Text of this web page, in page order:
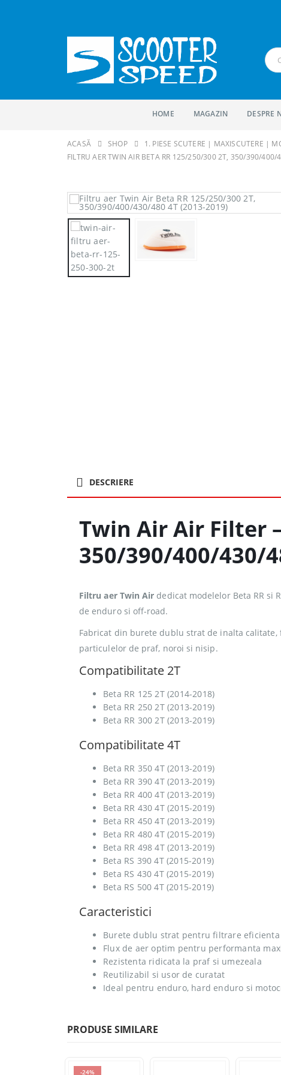
HOME MAGAZIN DESPRE
ACASĂ SHOP 1. PIESE SCUTERE | MAXISCUTERE |
FILTRU AER TWIN AIR BETA RR 125/250/300 2T, 350/390/
DESCRIERE
Twin Air Air Filter
350/390/400/430/
Filtru aer Twin Air dedicat modelelor Beta RR si
de enduro si off-road.
Fabricat din burete dublu strat de inalta
particulelor de praf, noroi si nisip.
Compatibilitate 2T
Beta RR 125 2T (2014-2018)
Beta RR 250 2T (2013-2019)
Beta RR 300 2T (2013-2019)
Compatibilitate 4T
Beta RR 350 4T (2013-2019)
Beta RR 390 4T (2013-2019)
Beta RR 400 4T (2013-2019)
Beta RR 430 4T (2015-2019)
Beta RR 450 4T (2013-2019)
Beta RR 480 4T (2015-2019)
Beta RR 498 4T (2013-2019)
Beta RS 390 4T (2015-2019)
Beta RS 430 4T (2015-2019)
Beta RS 500 4T (2015-2019)
Caracteristici
Burete dublu strat pentru filtrare eficienta
Flux de aer optim pentru performanta
Rezistenta ridicata la praf si umezeala
Reutilizabil si usor de curatat
Ideal pentru enduro, hard enduro si
PRODUSE SIMILARE